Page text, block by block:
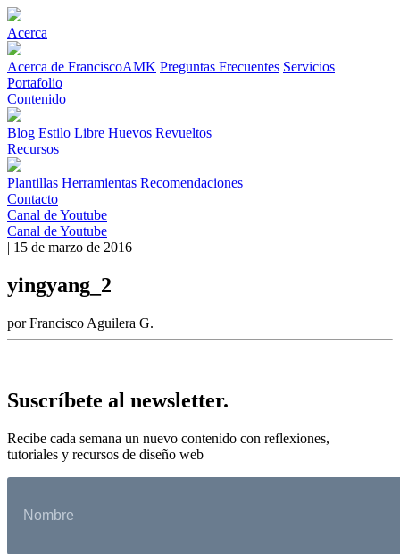
Acerca
Acerca de FranciscoAMK Preguntas Frecuentes Servicios
Portafolio
Contenido
Blog Estilo Libre Huevos Revueltos
Recursos
Plantillas Herramientas Recomendaciones
Contacto
Canal de Youtube
Canal de Youtube
| 15 de marzo de 2016
yingyang_2
por Francisco Aguilera G.
Suscríbete al newsletter.
Recibe cada semana un nuevo contenido con reflexiones,
tutoriales y recursos de diseño web